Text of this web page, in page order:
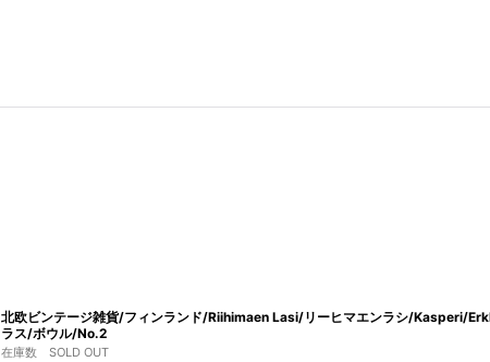
北欧ビンテージ雑貨/フィンランド/Riihimaen Lasi/リーヒマエンラシ/Kasperi/
ラス/ボウル/No.2
在庫数 SOLD OUT